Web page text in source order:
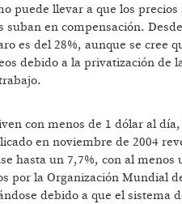
puede llevar a que los
en compensación.
es del 28%, aunque se cree
debido a la privatización de
con menos de 1 dólar al
en noviembre de 2004
hasta un 7,7%, con al menos
por la Organización Mundial
debido a que el sistema